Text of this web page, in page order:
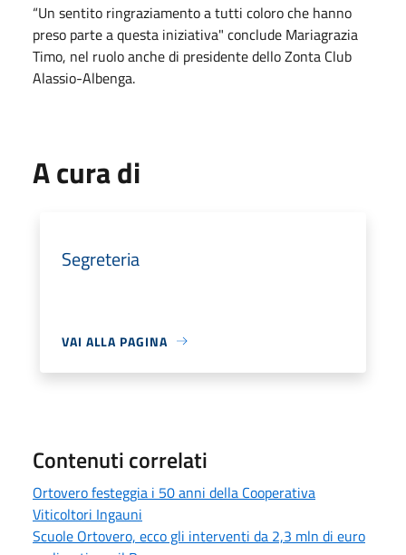
“Un sentito ringraziamento a tutti coloro che hanno
preso parte a questa iniziativa" conclude Mariagrazia
Timo, nel ruolo anche di presidente dello Zonta Club
Alassio-Albenga.
A cura di
Segreteria
VAI ALLA PAGINA
Contenuti correlati
Ortovero festeggia i 50 anni della Cooperativa
Viticoltori Ingauni
Scuole Ortovero, ecco gli interventi da 2,3 mln di euro